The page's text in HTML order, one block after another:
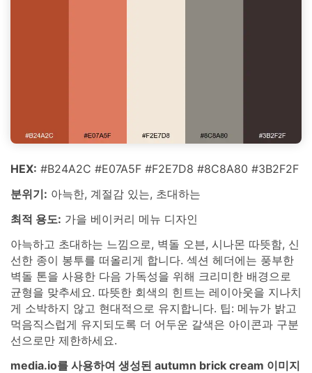
HEX: #B24A2C #E07A5F #F2E7D8 #8C8A80 #3B2F2F
분위기: 아늑한, 계절감 있는, 초대하는
최적 용도: 가을 베이커리 메뉴 디자인
아늑하고 초대하는 느낌으로, 벽돌 오븐, 시나몬 따뜻함, 신
선한 종이 봉투를 떠올리게 합니다. 섹션 헤더에는 풍부한
벽돌 톤을 사용한 다음 가독성을 위해 크리미한 배경으로
균형을 맞추세요. 따뜻한 회색의 힌트는 레이아웃을 지나치
게 소박하지 않고 현대적으로 유지합니다. 팁: 메뉴가 밝고
먹음직스럽게 유지되도록 더 어두운 갈색은 아이콘과 구분
선으로만 제한하세요.
media.io를 사용하여 생성된 autumn brick cream 이미지